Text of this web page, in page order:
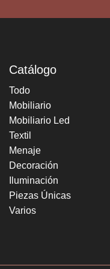
Catálogo
Todo
Mobiliario
Mobiliario Led
Textil
Menaje
Decoración
Iluminación
Piezas Únicas
Varios